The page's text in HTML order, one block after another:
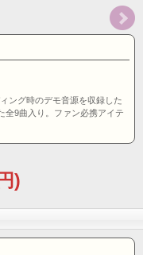
ング時のデモ音源を収録した
全9曲入り。ファン必携アイテ
)